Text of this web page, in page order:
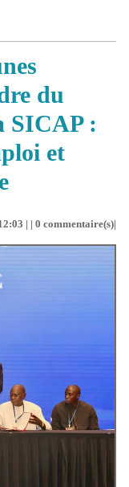
du
SICAP :
et
| | 0 commentaire(s)|